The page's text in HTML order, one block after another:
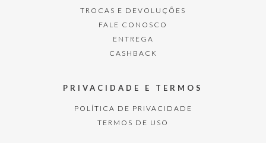
TROCAS E DEVOLUÇÕES
FALE CONOSCO
ENTREGA
CASHBACK
PRIVACIDADE E TERMOS
POLÍTICA DE PRIVACIDADE
TERMOS DE USO